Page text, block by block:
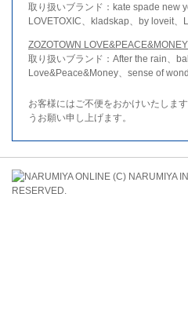
取り扱いブランド：kate spade new
LOVETOXIC、kladskap、by loveit
ZOZOTOWN
取り扱いブランド：After the rain、
Love&Peace&Money、sense of
お客様にはご不便をおかけいたしま
うお願い申し上げます。